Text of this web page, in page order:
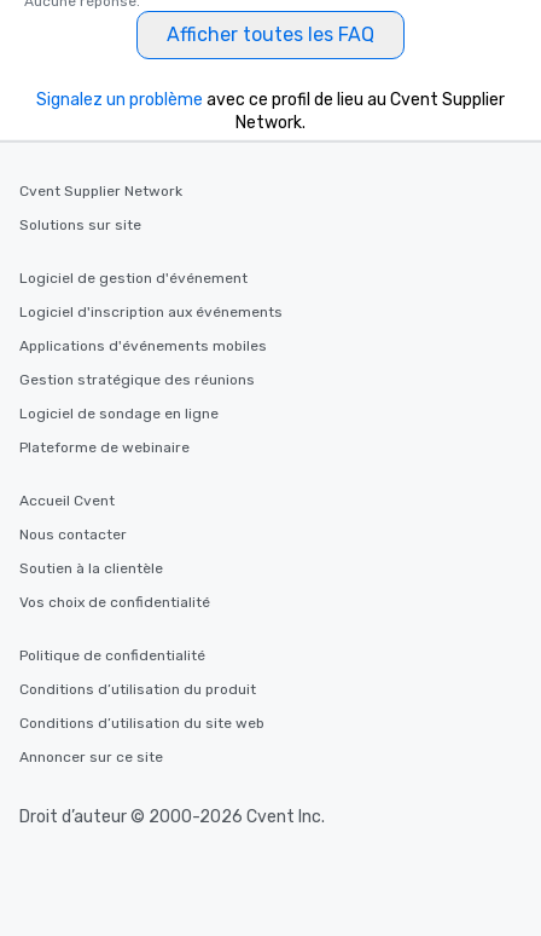
Afficher toutes les FAQ
Signalez un problème avec ce profil de lieu au Cvent Supplier
Network.
Cvent Supplier Network
Solutions sur site
Logiciel de gestion d'événement
Logiciel d'inscription aux événements
Applications d'événements mobiles
Gestion stratégique des réunions
Logiciel de sondage en ligne
Plateforme de webinaire
Accueil Cvent
Nous contacter
Soutien à la clientèle
Vos choix de confidentialité
Politique de confidentialité
Conditions d’utilisation du produit
Conditions d’utilisation du site web
Annoncer sur ce site
Droit d’auteur © 2000-2026 Cvent Inc.